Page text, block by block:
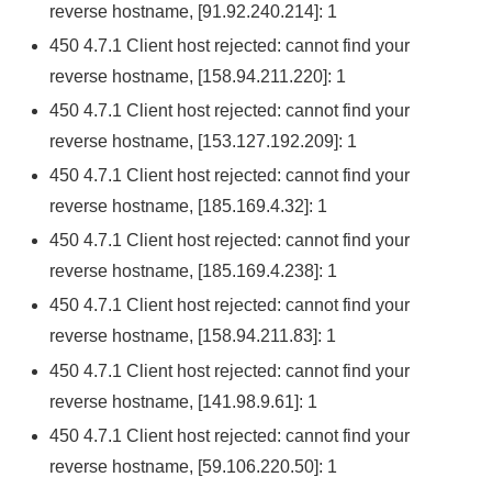
reverse hostname, [91.92.240.214]: 1
450 4.7.1 Client host rejected: cannot find your
reverse hostname, [158.94.211.220]: 1
450 4.7.1 Client host rejected: cannot find your
reverse hostname, [153.127.192.209]: 1
450 4.7.1 Client host rejected: cannot find your
reverse hostname, [185.169.4.32]: 1
450 4.7.1 Client host rejected: cannot find your
reverse hostname, [185.169.4.238]: 1
450 4.7.1 Client host rejected: cannot find your
reverse hostname, [158.94.211.83]: 1
450 4.7.1 Client host rejected: cannot find your
reverse hostname, [141.98.9.61]: 1
450 4.7.1 Client host rejected: cannot find your
reverse hostname, [59.106.220.50]: 1